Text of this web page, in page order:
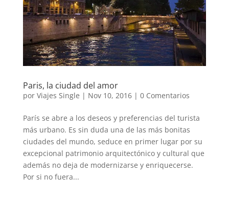
Paris, la ciudad del amor
por Viajes Single | Nov 10, 2016| 0 Comentarios
París se abre a los deseos y preferencias del turista
más urbano. Es sin duda una de las más bonitas
ciudades del mundo, seduce en primer lugar por su
excepcional patrimonio arquitectónico y cultural que
además no deja de modernizarse y enriquecerse.
Por si no fuera...